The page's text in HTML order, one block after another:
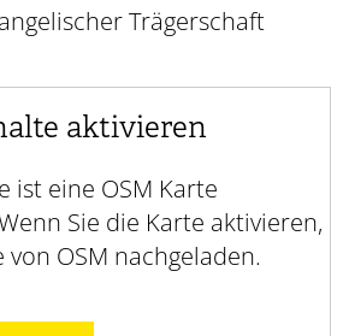
Trägerschaft
aktivieren
ist eine OSM Karte
Sie die Karte aktivieren,
OSM nachgeladen.